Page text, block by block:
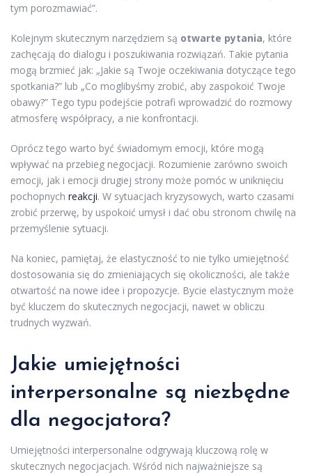
tym porozmawiać”.
Kolejnym skutecznym narzędziem są otwarte pytania, które
zachęcają do dialogu i poszukiwania rozwiązań. Takie pytania
mogą brzmieć jak: „Jakie są Twoje oczekiwania dotyczące tego
spotkania?” lub „Co moglibyśmy zrobić, aby zaspokoić Twoje
obawy?” Tego typu podejście potrafi wprowadzić do rozmowy
atmosferę współpracy, a nie konfrontacji.
Oprócz tego warto być świadomym emocji, które mogą
wpływać na przebieg negocjacji. Rozumienie zarówno swoich
emocji, jak i emocji drugiej strony może pomóc w uniknięciu
pochopnych reakcji. W sytuacjach kryzysowych, warto czasami
zrobić przerwę, by uspokoić umysł i dać obu stronom chwilę na
przemyślenie sytuacji.
Na koniec, pamiętaj, że elastyczność to nie tylko umiejętność
dostosowania się do zmieniających się okoliczności, ale także
otwartość na nowe idee i propozycje. Bycie elastycznym może
być kluczem do skutecznych negocjacji, nawet w obliczu
trudnych wyzwań.
Jakie umiejętności
interpersonalne są niezbędne
dla negocjatora?
Umiejętności interpersonalne odgrywają kluczową rolę w
skutecznych negocjacjach. Wśród nich najważniejsze są